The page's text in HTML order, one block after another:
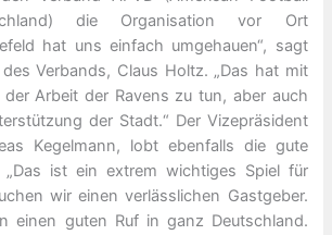
die Organisation vor Ort
hat uns einfach umgehauen“, sagt
Verbands, Claus Holtz. „Das hat mit
Arbeit der Ravens zu tun, aber auch
der Stadt.“ Der Vizepräsident
Kegelmann, lobt ebenfalls die gute
„Das ist ein extrem wichtiges Spiel für
wir einen verlässlichen Gastgeber.
einen guten Ruf in ganz Deutschland.